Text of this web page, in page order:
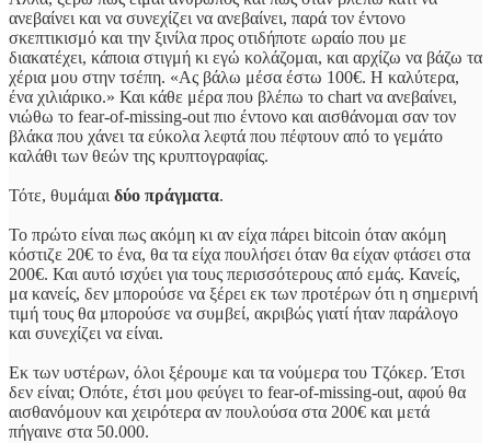
ανεβαίνει και να συνεχίζει να ανεβαίνει, παρά τον έντονο
σκεπτικισμό και την ξινίλα προς οτιδήποτε ωραίο που με
διακατέχει, κάποια στιγμή κι εγώ κολάζομαι, και αρχίζω να βάζω τα
χέρια μου στην τσέπη. «Ας βάλω μέσα έστω 100€. Η καλύτερα,
ένα χιλιάρικο.» Και κάθε μέρα που βλέπω το chart να ανεβαίνει,
νιώθω το fear-of-missing-out πιο έντονο και αισθάνομαι σαν τον
βλάκα που χάνει τα εύκολα λεφτά που πέφτουν από το γεμάτο
καλάθι των θεών της κρυπτογραφίας.
Τότε, θυμάμαι δύο πράγματα.
Το πρώτο είναι πως ακόμη κι αν είχα πάρει bitcoin όταν ακόμη
κόστιζε 20€ το ένα, θα τα είχα πουλήσει όταν θα είχαν φτάσει στα
200€. Και αυτό ισχύει για τους περισσότερους από εμάς. Κανείς,
μα κανείς, δεν μπορούσε να ξέρει εκ των προτέρων ότι η σημερινή
τιμή τους θα μπορούσε να συμβεί, ακριβώς γιατί ήταν παράλογο
και συνεχίζει να είναι.
Εκ των υστέρων, όλοι ξέρουμε και τα νούμερα του Τζόκερ. Έτσι
δεν είναι; Οπότε, έτσι μου φεύγει το fear-of-missing-out, αφού θα
αισθανόμουν και χειρότερα αν πουλούσα στα 200€ και μετά
πήγαινε στα 50.000.